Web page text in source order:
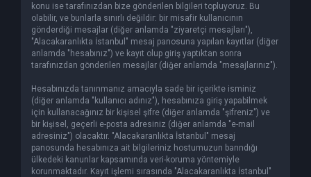
konu ise tarafınızdan bize gönderilen bilgileri topluyoruz. Bu
olabilir, ve bunlarla sınırlı değildir: bir misafir kullanıcının
gönderdiği mesajlar (diğer anlamda "ziyaretçi mesajları"),
"Alacakaranlıkta İstanbul" mesaj panosuna yapılan kayıtlar (diğer
anlamda "hesabınız") ve kayıt olup giriş yaptıktan sonra
tarafınızdan gönderilen mesajlar (diğer anlamda "mesajlarınız").
Hesabınızda tanınmanız amacıyla sade bir içerikte isminiz
(diğer anlamda "kullanıcı adınız"), hesabınıza giriş yapabilmek
için kullanacağınız bir kişisel şifre (diğer anlamda "şifreniz") ve
bir kişisel, geçerli e-posta adresiniz (diğer anlamda "e-mail
adresiniz") olacaktır. "Alacakaranlıkta İstanbul" mesaj
panosunda hesabınıza ait bilgileriniz hostumuzun barındığı
ülkedeki kanunlar kapsamında veri-koruma yöntemiyle
korunmaktadır. Kayıt işlemi sırasında "Alacakaranlıkta İstanbul"